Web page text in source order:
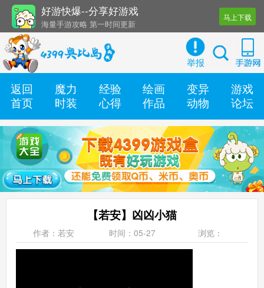
好游快爆--分享好游戏
海量手游攻略 第一时间更新
还有几十款实用辅助工具
马上下载
举报
返回
首页
魔力
时装
经验
心得
绘画
作品
变异
动物
游戏
论坛
【若安】凶凶小猫
作者：若安 时间：05-27 浏览：